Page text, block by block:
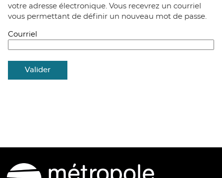
votre adresse électronique. Vous recevrez un courriel
vous permettant de définir un nouveau mot de passe.
Courriel
Valider